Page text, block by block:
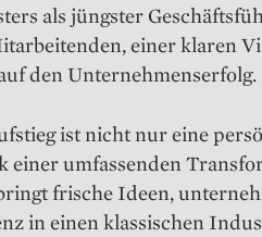
als jüngster
einer klaren
den Unternehmenserfolg.
ist nicht nur eine
einer umfassenden
frische Ideen,
in einen klassischen